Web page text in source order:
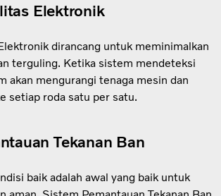
Elektronik
dirancang untuk meminimalkan
terguling. Ketika sistem mendeteksi
akan mengurangi tenaga mesin dan
setiap roda satu per satu.
Tekanan Ban
baik adalah awal yang baik untuk